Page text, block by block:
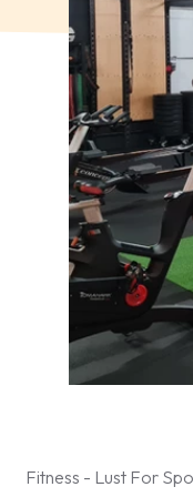
Fitness - Lust For